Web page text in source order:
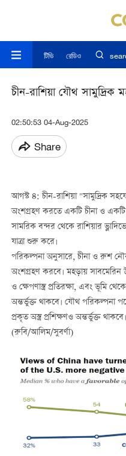
টিভি রেডিও
চীন-রাশিয়া যৌথ সামুদ্রিক
02:50:53 04-Aug-2025
Share
আগস্ট ৪: চীন-রাশিয়া "সামুদ্রিক
অংশগ্রহণ করতে একটি চীনা ও
সামরিক বন্দর থেকে রাশিয়ার
যাত্রা শুরু করে।
পরিকল্পনা অনুসারে, চীনা ও রুশ
অংশগ্রহণ করবে। মহড়ায় সাবমেরিন
ও ক্ষেপণাস্ত্র প্রতিরক্ষা, এবং ভূমি
অন্তর্ভুক্ত থাকবে। যৌথ পরিকল্পনা
প্রকৃত অস্ত্র প্রশিক্ষণও অন্তর্ভুক্ত থাকবে।
(রুবি/আলিম/সুবর্ণা)